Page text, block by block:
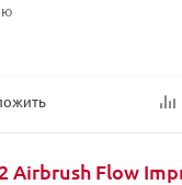
Airbrush Flow